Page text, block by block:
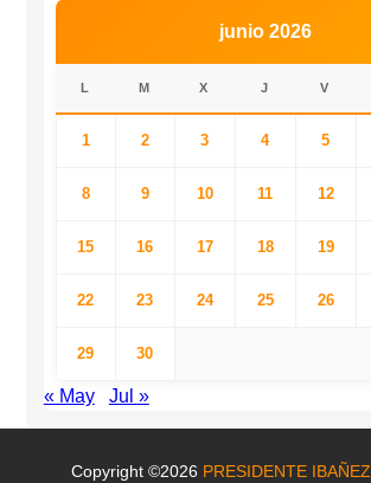
junio 2026
L M X J V
1 2 3 4 5
8 9 10 11 12
15 16 17 18 19
22 23 24 25 26
29 30
« May Jul »
Copyright ©2026 PRESIDENTE IBAÑEZ